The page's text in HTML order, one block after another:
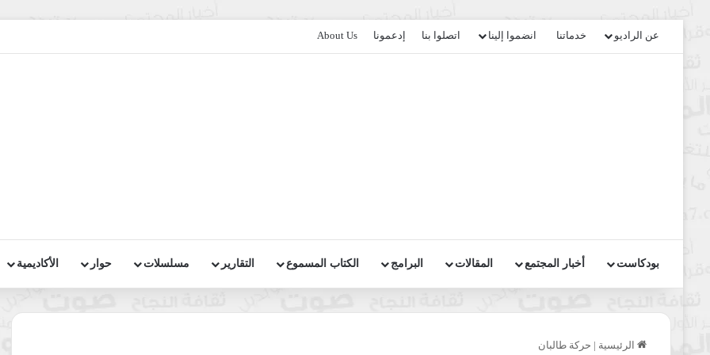
عن الراديو خدماتنا انضموا إلينا اتصلوا بنا إدعمونا About Us
بودكاست أخبار المجتمع المقالات البرامج الكتاب المسموع التقارير مسلسلات حوار الأكاديمية
الرئيسية | حركة طالبان